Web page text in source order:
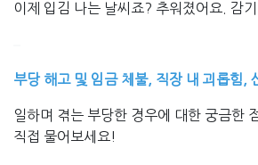
이제 입김 나는 날씨죠? 추워졌어요. 감
부당 해고 및 임금 체불, 직장 내 괴롭힘,
일하며 겪는 부당한 경우에 대한 궁금한
직접 물어보세요!